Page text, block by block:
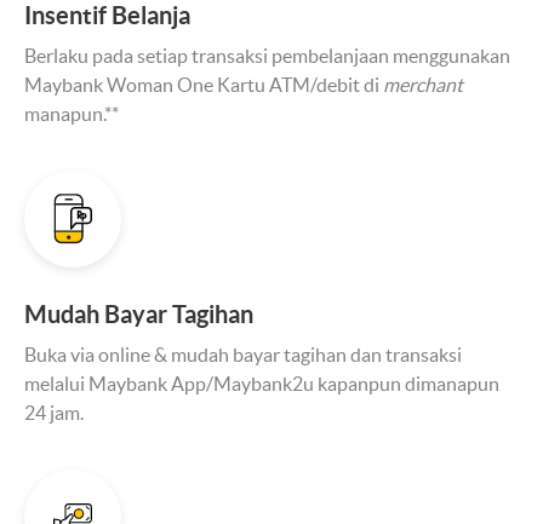
Insentif Belanja
Berlaku pada setiap transaksi pembelanjaan menggunakan
Maybank Woman One Kartu ATM/debit di merchant
manapun.**
Mudah Bayar Tagihan
Buka via online & mudah bayar tagihan dan transaksi
melalui Maybank App/Maybank2u kapanpun dimanapun
24 jam.